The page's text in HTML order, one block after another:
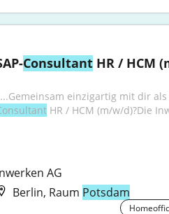
Consultant HR / HCM
einzigartig mit dir als
HR / HCM (m/w/d)?Die
AG
Berlin, Raum Potsdam